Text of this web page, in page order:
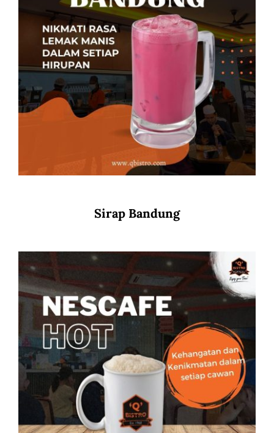
Sirap Bandung